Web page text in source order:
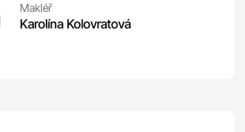
Makléř
Karolína Kolovratová